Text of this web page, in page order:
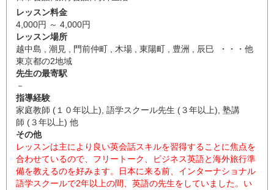
レッスン料金
4,000円 ～ 4,000円
レッスン場所
越中島 , 潮見 , 門前仲町 , 木場 , 東陽町 , 豊洲 , 辰巳 ・・・他
東京都の2地域
先生の最寄駅
－
指導経験
家庭教師 (１０年以上), 語学スクール先生 (３年以上), 塾講
師 (３年以上) 他
その他
レッスンは主により良い英会話スキルを習得することに焦点を
合わせているので、フリートーク、ビジネス英語と海外旅行準
備を教えるのを好みます。日本に来る前、インターナショナル
語学スクールで2年以上の間、英語の先生をしていました。い